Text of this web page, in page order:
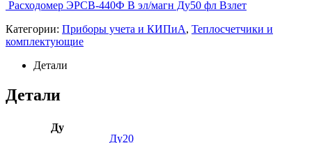
Расходомер ЭРСВ-440Ф В эл/магн Ду50 фл Взлет
Категории: Приборы учета и КИПиА, Теплосчетчики и
комплектующие
Детали
Детали
Ду
Ду20